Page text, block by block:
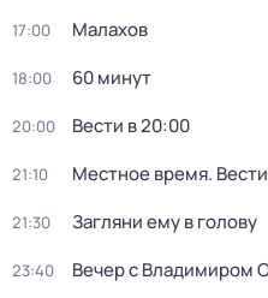
17:00 Малахов
18:00 60 минут
20:00 Вести в 20:00
21:10 Местное время.
21:30 Загляни ему в голову
23:40 Вечер с Владимиром